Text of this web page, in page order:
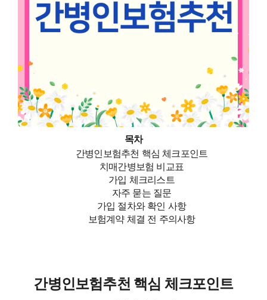
목차
간병인보험추천 핵심 체크포인트
치매간병보험 비교표
가입 체크리스트
자주 묻는 질문
가입 절차와 확인 사항
보험계약 체결 전 주의사항
간병인보험추천 핵심 체크포인트